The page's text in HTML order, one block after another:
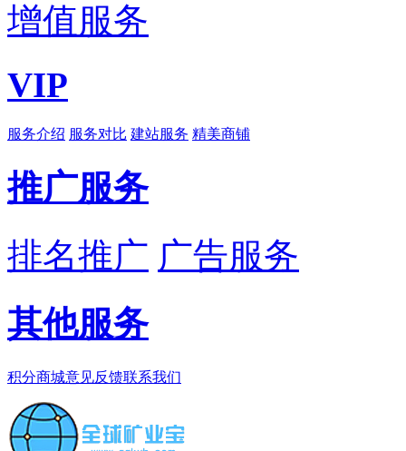
增值服务
VIP
服务介绍 服务对比 建站服务 精美商铺
推广服务
排名推广 广告服务
其他服务
积分商城意见反馈联系我们